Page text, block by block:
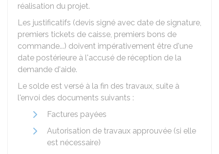
réalisation du projet.
Les justificatifs (devis signé avec date de signature,
premiers tickets de caisse, premiers bons de
commande...) doivent impérativement être d'une
date postérieure à l'accusé de réception de la
demande d'aide.
Le solde est versé à la fin des travaux, suite à
l'envoi des documents suivants :
Factures payées
Autorisation de travaux approuvée (si elle
est nécessaire)